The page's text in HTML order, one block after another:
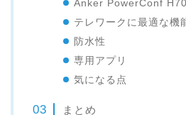
Anker PowerConf
テレワークに最適な機
防水性
専用アプリ
気になる点
まとめ